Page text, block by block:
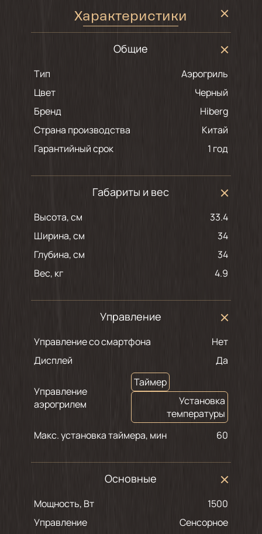
Характеристики
Общие
Тип
Аэрогриль
Цвет
черный
Бренд
Hiberg
Страна производства
Китай
Гарантийный срок
1 год
Габариты и вес
Высота, см
33.4
Ширина, см
34
Глубина, см
34
Вес, кг
4.9
Управление
Управление со смартфона
Нет
Дисплей
Да
Управление
аэрогрилем
Таймер
Установка
температуры
Макс. установка таймера, мин
60
Основные
Мощность, Вт
1500
Управление
Сенсорное